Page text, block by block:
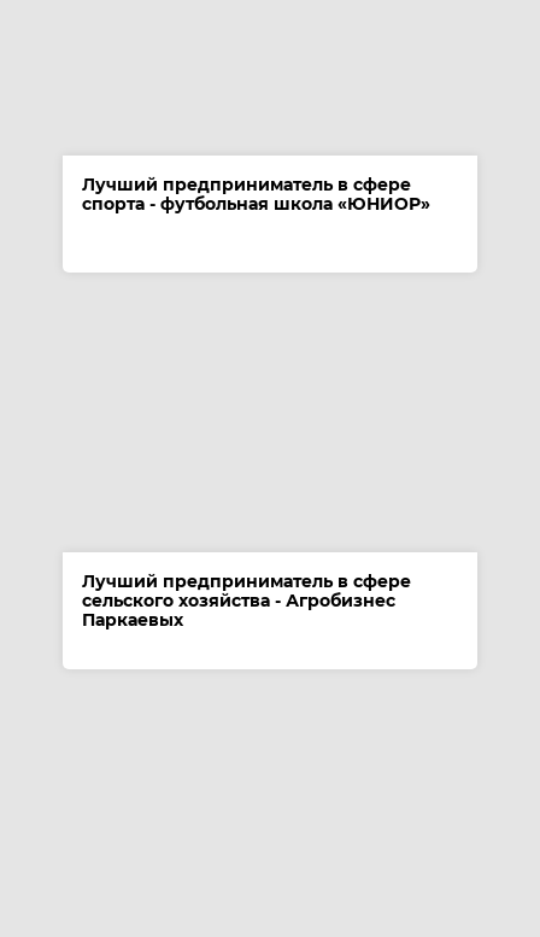
Лучший предприниматель в сфере
спорта - футбольная школа «ЮНИОР»
Лучший предприниматель в сфере
сельского хозяйства - Агробизнес
Паркаевых